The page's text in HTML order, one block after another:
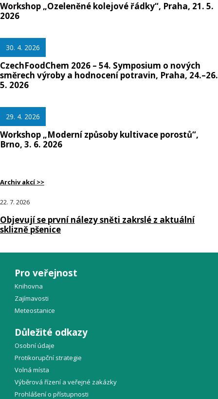
Workshop „Ozeleněné kolejové řádky“, Praha, 21. 5.
2026
30. 4. 2026
CzechFoodChem 2026 – 54. Symposium o nových
směrech výroby a hodnocení potravin, Praha, 24.–26.
5. 2026
29. 4. 2026
Workshop „Moderní způsoby kultivace porostů“,
Brno, 3. 6. 2026
Archiv akcí >>
22. 7. 2026
Objevují se první nálezy sněti zakrslé z aktuální
sklizně pšenice
Pro veřejnost
Knihovna
Zajímavosti
Meteostanice
Důležité odkazy
Osobní údaje
Protikorupční strategie
Volná místa
Výběrová řízení a veřejné zakázky
Prohlášení o přístupnosti